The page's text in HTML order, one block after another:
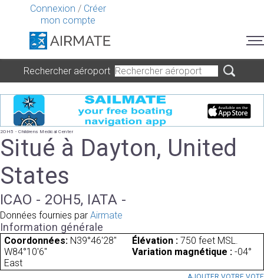
Connexion / Créer
mon compte
Rechercher aéroport
2OH5 - Childrens Medical Center
Situé à Dayton, United
States
ICAO - 2OH5, IATA -
Données fournies par Airmate
Information générale
Coordonnées: N39°46'28"
W84°10'6"
Élévation : 750 feet MSL.
Variation magnétique : -04°
East